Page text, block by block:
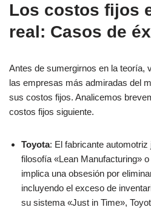
Los costos fijos
real: Casos de
Antes de sumergirnos en la teoría,
las empresas más admiradas del
sus costos fijos. Analicemos
costos fijos siguiente.
Toyota: El fabricante
filosofía «Lean Manufacturing»
implica una obsesión por
incluyendo el exceso de
su sistema «Just in Time»,